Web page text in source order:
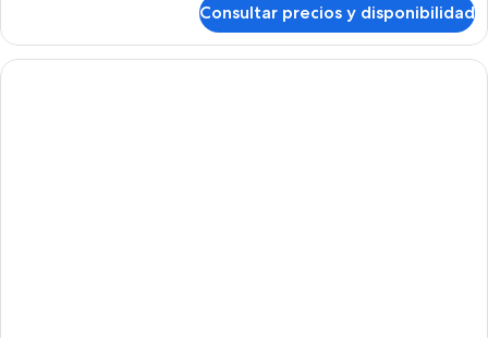
Consultar precios y disponibilidad